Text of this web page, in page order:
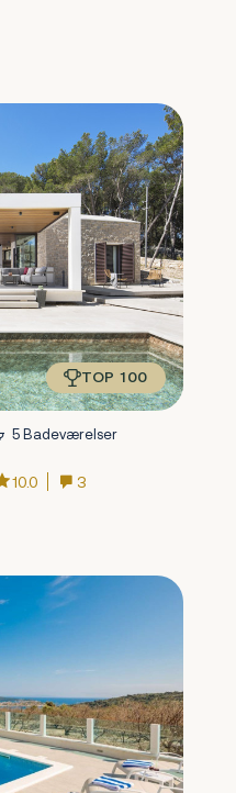
TOP 100
5 Badeværelser
10.0
3